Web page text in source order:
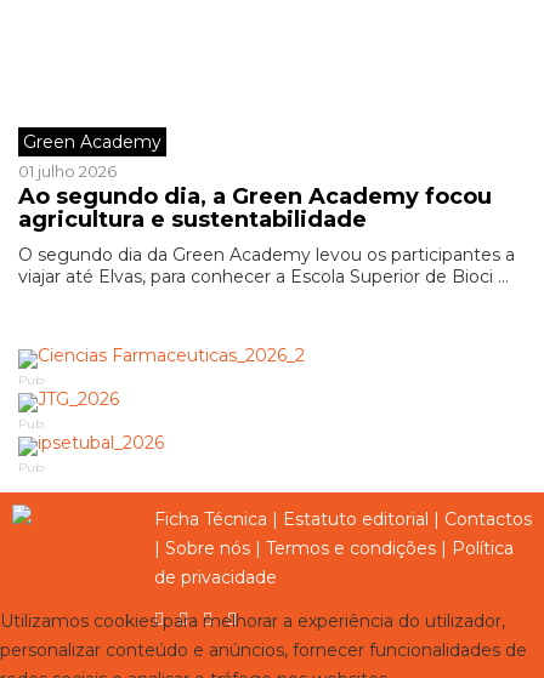
Green Academy
01 julho 2026
Ao segundo dia, a Green Academy focou
agricultura e sustentabilidade
O segundo dia da Green Academy levou os participantes a
viajar até Elvas, para conhecer a Escola Superior de Bioci ...
Pub
Pub
Pub
Ficha Técnica | Estatuto editorial | Contactos
| Sobre nós | Termos e condições | Política
de privacidade
Utilizamos cookies para melhorar a experiência do utilizador,
personalizar conteúdo e anúncios, fornecer funcionalidades de